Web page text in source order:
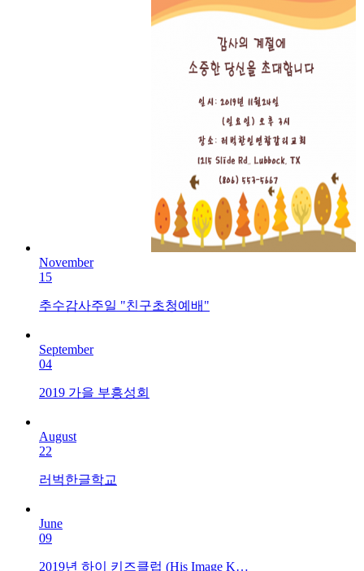
November
15
추수감사주일 "친구초청예배"
September
04
2019 가을 부흥성회
August
22
러벅한글학교
June
09
2019년 하이 키즈클럽 (His Image K…